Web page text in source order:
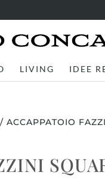
LIVING IDEE
/ ACCAPPATOIO